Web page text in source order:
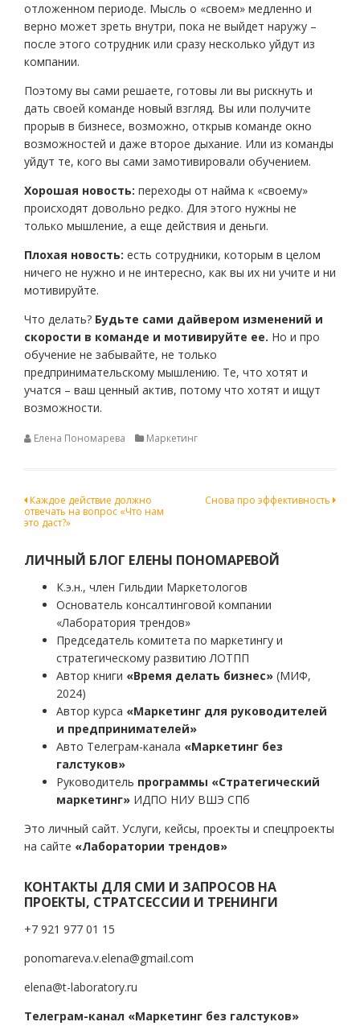
отложенном периоде. Мысль о «своем» медленно и
верно может зреть внутри, пока не выйдет наружу –
после этого сотрудник или сразу несколько уйдут из
компании.
Поэтому вы сами решаете, готовы ли вы рискнуть и
дать своей команде новый взгляд. Вы или получите
прорыв в бизнесе, возможно, открыв команде окно
возможностей и даже второе дыхание. Или из команды
уйдут те, кого вы сами замотивировали обучением.
Хорошая новость: переходы от найма к «своему»
происходят довольно редко. Для этого нужны не
только мышление, а еще действия и деньги.
Плохая новость: есть сотрудники, которым в целом
ничего не нужно и не интересно, как вы их ни учите и ни
мотивируйте.
Что делать? Будьте сами дайвером изменений и
скорости в команде и мотивируйте ее. Но и про
обучение не забывайте, не только
предпринимательскому мышлению. Те, что хотят и
учатся – ваш ценный актив, потому что хотят и ищут
возможности.
Елена Пономарева Маркетинг
Навигация
по
записям
Каждое действие должно
отвечать на вопрос «Что нам
это даст?»
Снова про эффективность
ЛИЧНЫЙ БЛОГ ЕЛЕНЫ ПОНОМАРЕВОЙ
К.э.н., член Гильдии Маркетологов
Основатель консалтинговой компании
«Лаборатория трендов»
Председатель комитета по маркетингу и
стратегическому развитию ЛОТПП
Автор книги «Время делать бизнес» (МИФ,
2024)
Автор курса «Маркетинг для руководителей
и предпринимателей»
Авто Телеграм-канала «Маркетинг без
галстуков»
Руководитель программы «Стратегический
маркетинг» ИДПО НИУ ВШЭ СПб
Это личный сайт. Услуги, кейсы, проекты и спецпроекты
на сайте «Лаборатории трендов»
КОНТАКТЫ ДЛЯ СМИ И ЗАПРОСОВ НА
ПРОЕКТЫ, СТРАТСЕССИИ И ТРЕНИНГИ
+7 921 977 01 15
ponomareva.v.elena@gmail.com
elena@t-laboratory.ru
Телеграм-канал «Маркетинг без галстуков»